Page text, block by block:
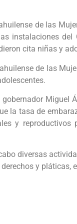
de las
instalaciones
cita niñas y
de las
Miguel
la tasa de
y reproductivos
diversas
y pláticas,